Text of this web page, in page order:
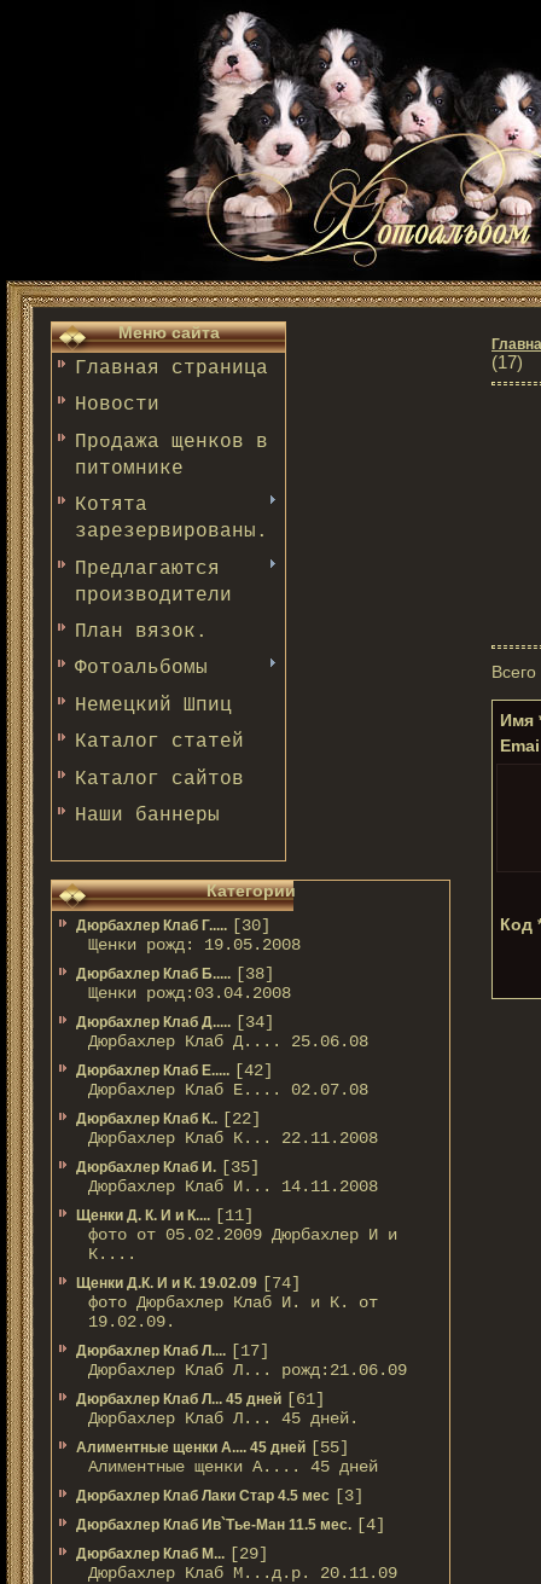
Меню сайта
Главная страница
Новости
Продажа щенков в
питомнике
Котята
зарезервированы.
Предлагаются
производители
План вязок.
Фотоальбомы
Немецкий Шпиц
Каталог статей
Каталог сайтов
Наши баннеры
Категории
Дюрбахлер Клаб Г..... [30]
Щенки рожд: 19.05.2008
Дюрбахлер Клаб Б..... [38]
Щенки рожд:03.04.2008
Дюрбахлер Клаб Д..... [34]
Дюрбахлер Клаб Д.... 25.06.08
Дюрбахлер Клаб Е..... [42]
Дюрбахлер Клаб Е.... 02.07.08
Дюрбахлер Клаб К.. [22]
Дюрбахлер Клаб К... 22.11.2008
Дюрбахлер Клаб И. [35]
Дюрбахлер Клаб И... 14.11.2008
Щенки Д. К. И и К.... [11]
фото от 05.02.2009 Дюрбахлер И и
К....
Щенки Д.К. И и К. 19.02.09 [74]
фото Дюрбахлер Клаб И. и К. от
19.02.09.
Дюрбахлер Клаб Л.... [17]
Дюрбахлер Клаб Л... рожд:21.06.09
Дюрбахлер Клаб Л... 45 дней [61]
Дюрбахлер Клаб Л... 45 дней.
Алиментные щенки А.... 45 дней [55]
Алиментные щенки А.... 45 дней
Дюрбахлер Клаб Лаки Стар 4.5 мес [3]
Дюрбахлер Клаб Ив`Тье-Ман 11.5 мес. [4]
Дюрбахлер Клаб М... [29]
Дюрбахлер Клаб М...д.р. 20.11.09
(17)
Имя
Код